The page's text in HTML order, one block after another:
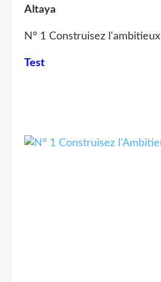
Altaya
N° 1 Construisez l'ambitieux
Test